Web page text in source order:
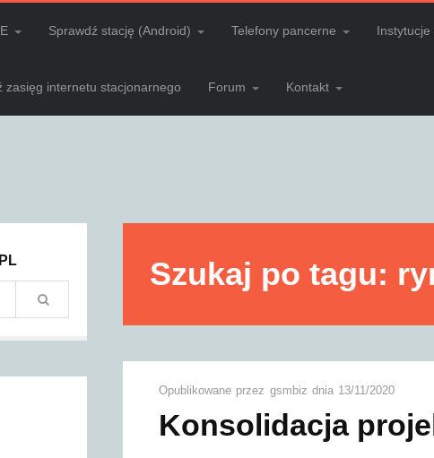
Sprawdź stację (Android) Telefony pancerne Instytucje
zasięg internetu stacjonarnego Forum Kontakt
Szukaj po tagu:
Opublikowane przez gsmbiz dnia 13/11/2020
Konsolidacja